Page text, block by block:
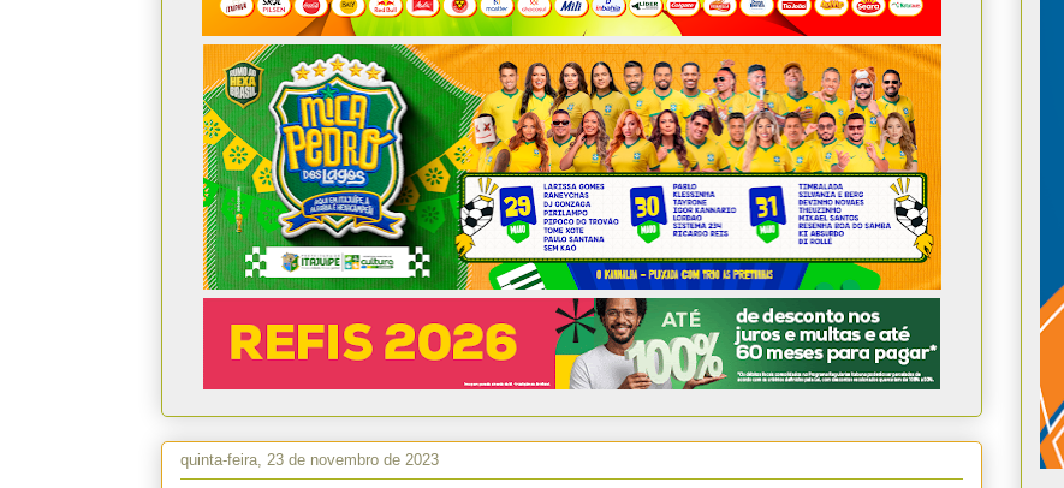
quinta-feira, 23 de novembro de 2023